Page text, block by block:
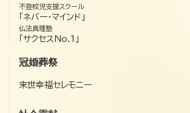
不登校児支援スクール
「ネバー・マインド」
仏法真理塾
「サクセスNo.1」
冠婚葬祭
来世幸福セレモニー